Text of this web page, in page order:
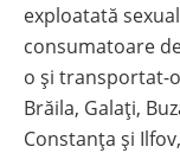
exploatată
consumatoare
o și transportat-
Brăila, Galați,
Constanța și